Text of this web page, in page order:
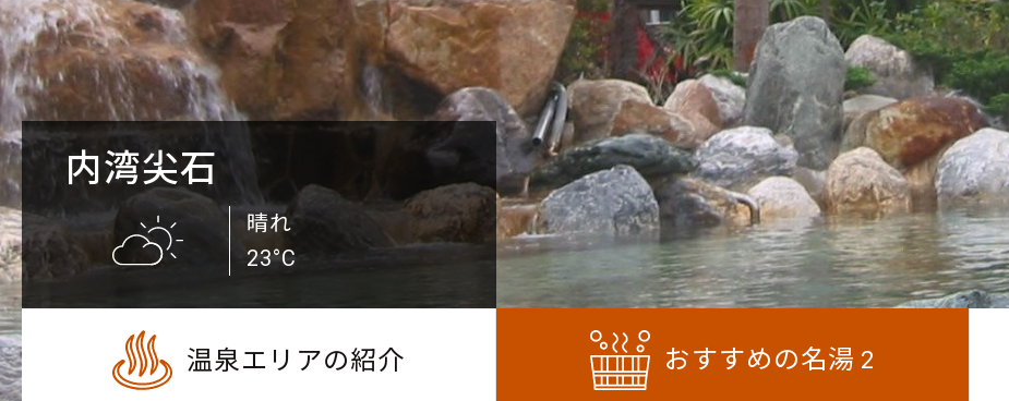
内湾尖石
晴れ
23°C
温泉エリアの紹介 おすすめの名湯 2